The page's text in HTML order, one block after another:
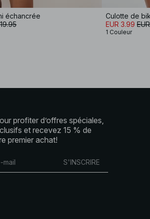
échancrée
Culotte de
EUR 3.99
1 Couleur
profiter d’offres spéciales,
et recevez 15 % de
premier achat!
S'INSCRIRE